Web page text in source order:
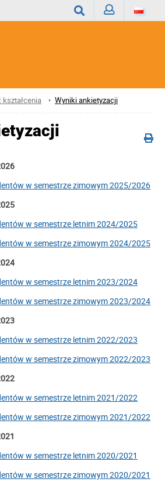
Wyniki ankietyzacji
w semestrze zimowym 2025/2026
w semestrze letnim 2024/2025
w semestrze zimowym 2024/2025
w semestrze letnim 2023/2024
w semestrze zimowym 2023/2024
w semestrze letnim 2022/2023
w semestrze zimowym 2022/2023
w semestrze letnim 2021/2022
w semestrze zimowym 2021/2022
w semestrze letnim 2020/2021
w semestrze zimowym 2020/2021